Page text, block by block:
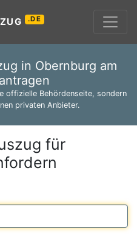
.DE
in Obernburg am
offizielle Behördenseite, sondern
privaten Anbieter.
für